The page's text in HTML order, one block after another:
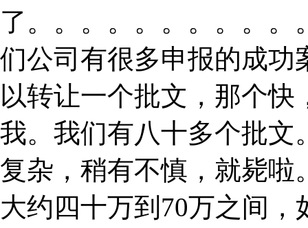
了。。。。。。。。。
们公司有很多申报的成功
以转让一个批文，那个
我。我们有八十多个批文
复杂，稍有不慎，就毙啦
大约四十万到70万之间